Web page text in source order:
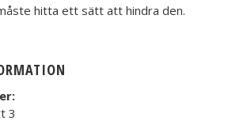
hitta ett sätt att hindra den.
3